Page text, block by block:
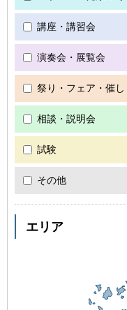
講座・講習会
演奏会・展覧会
祭り・フェア・催し
相談・説明会
試験
その他
エリア